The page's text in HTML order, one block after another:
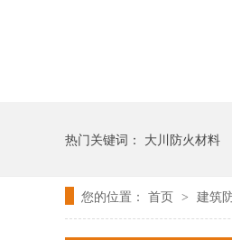
热门关键词： 大川防火材料
您的位置： 首页 > 建筑